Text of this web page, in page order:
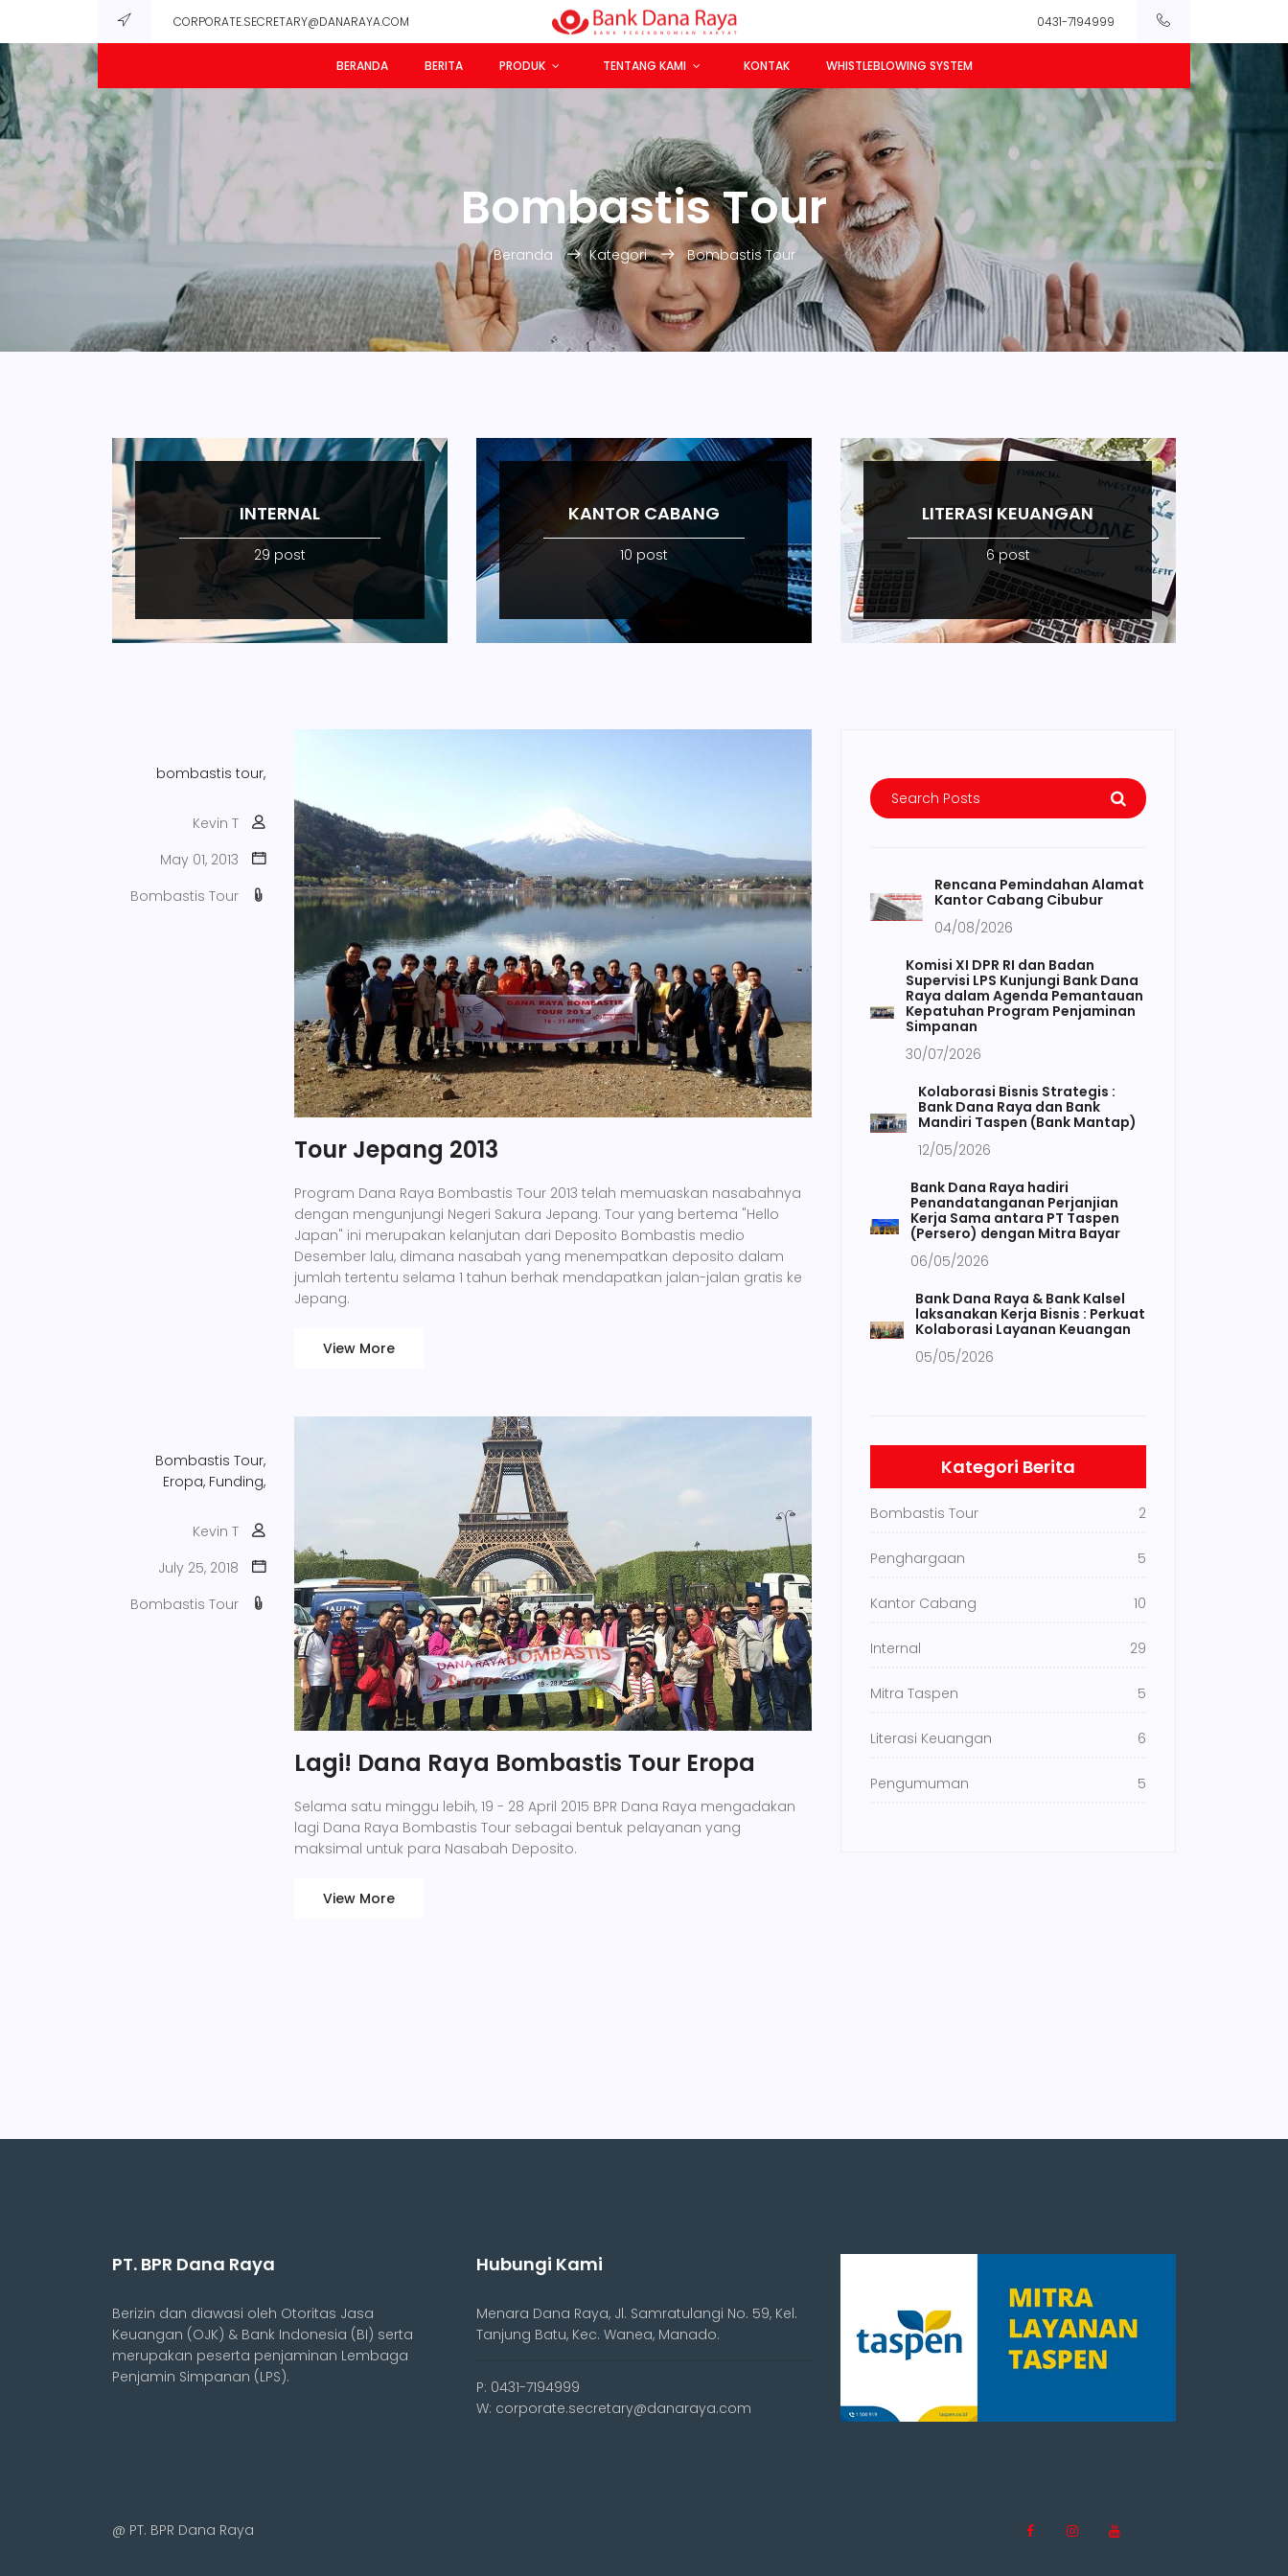
CORPORATE.SECRETARY@DANARAYA.COM 0431-7194999
BERANDA BERITA PRODUK TENTANG KAMI KONTAK WHISTLEBLOWING SYSTEM
Bombastis Tour
Beranda Kategori Bombastis Tour
INTERNAL
29 post
KANTOR CABANG
10 post
LITERASI KEUANGAN
6 post
bombastis tour,
Kevin T
May 01, 2013
Bombastis Tour
Tour Jepang 2013
Program Dana Raya Bombastis Tour 2013 telah memuaskan nasabahnya
dengan mengunjungi Negeri Sakura Jepang. Tour yang bertema "Hello
Japan" ini merupakan kelanjutan dari Deposito Bombastis medio
Desember lalu, dimana nasabah yang menempatkan deposito dalam
jumlah tertentu selama 1 tahun berhak mendapatkan jalan-jalan gratis ke
Jepang.
View More
Bombastis Tour,
Eropa, Funding,
Kevin T
July 25, 2018
Bombastis Tour
Lagi! Dana Raya Bombastis Tour Eropa
Selama satu minggu lebih, 19 - 28 April 2015 BPR Dana Raya mengadakan
lagi Dana Raya Bombastis Tour sebagai bentuk pelayanan yang
maksimal untuk para Nasabah Deposito.
View More
Rencana Pemindahan Alamat
Kantor Cabang Cibubur
04/08/2026
Komisi XI DPR RI dan Badan
Supervisi LPS Kunjungi Bank Dana
Raya dalam Agenda Pemantauan
Kepatuhan Program Penjaminan
Simpanan
30/07/2026
Kolaborasi Bisnis Strategis :
Bank Dana Raya dan Bank
Mandiri Taspen (Bank Mantap)
12/05/2026
Bank Dana Raya hadiri
Penandatanganan Perjanjian
Kerja Sama antara PT Taspen
(Persero) dengan Mitra Bayar
06/05/2026
Bank Dana Raya & Bank Kalsel
laksanakan Kerja Bisnis : Perkuat
Kolaborasi Layanan Keuangan
05/05/2026
Kategori Berita
Bombastis Tour 2
Penghargaan 5
Kantor Cabang 10
Internal 29
Mitra Taspen 5
Literasi Keuangan 6
Pengumuman 5
PT. BPR Dana Raya
Berizin dan diawasi oleh Otoritas Jasa
Keuangan (OJK) & Bank Indonesia (BI) serta
merupakan peserta penjaminan Lembaga
Penjamin Simpanan (LPS).
Hubungi Kami
Menara Dana Raya, Jl. Samratulangi No. 59, Kel.
Tanjung Batu, Kec. Wanea, Manado.
P: 0431-7194999
W: corporate.secretary@danaraya.com
@ PT. BPR Dana Raya